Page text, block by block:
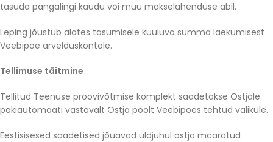
tasuda pangalingi kaudu või muu makselahenduse abil.
Leping jõustub alates tasumisele kuuluva summa laekumisest
Veebipoe arvelduskontole.
Tellimuse täitmine
Tellitud Teenuse proovivõtmise komplekt saadetakse Ostjale
pakiautomaati vastavalt Ostja poolt Veebipoes tehtud valikule.
Eestisisesed saadetised jõuavad üldjuhul ostja määratud